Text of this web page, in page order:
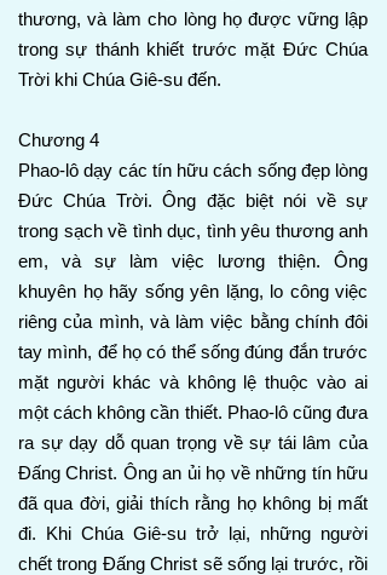
thương, và làm cho lòng họ được vững lập
trong sự thánh khiết trước mặt Đức Chúa
Trời khi Chúa Giê-su đến.
Chương 4
Phao-lô dạy các tín hữu cách sống đẹp lòng
Đức Chúa Trời. Ông đặc biệt nói về sự
trong sạch về tình dục, tình yêu thương anh
em, và sự làm việc lương thiện. Ông
khuyên họ hãy sống yên lặng, lo công việc
riêng của mình, và làm việc bằng chính đôi
tay mình, để họ có thể sống đúng đắn trước
mặt người khác và không lệ thuộc vào ai
một cách không cần thiết. Phao-lô cũng đưa
ra sự dạy dỗ quan trọng về sự tái lâm của
Đấng Christ. Ông an ủi họ về những tín hữu
đã qua đời, giải thích rằng họ không bị mất
đi. Khi Chúa Giê-su trở lại, những người
chết trong Đấng Christ sẽ sống lại trước, rồi